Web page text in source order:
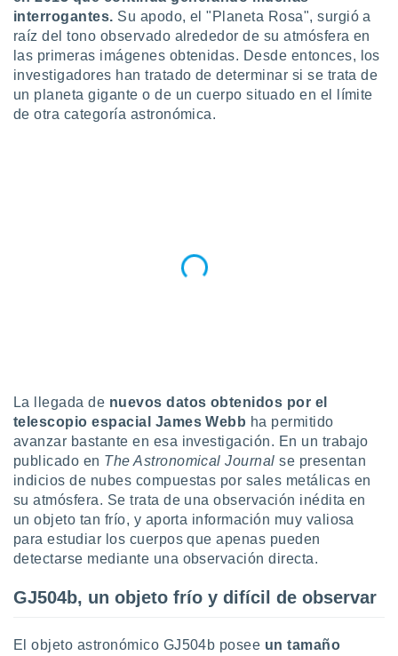
en
más
nuestra
y
sitio
En
que
sean
el sitio
para
o
interrogantes. Su apodo, el "Planeta Rosa", surgió a
raíz del tono observado alrededor de su atmósfera en
las primeras imágenes obtenidas. Desde entonces, los
investigadores han tratado de determinar si se trata de
un planeta gigante o de un cuerpo situado en el límite
de otra categoría astronómica.
La llegada de nuevos datos obtenidos por el
telescopio espacial James Webb ha permitido
avanzar bastante en esa investigación. En un trabajo
publicado en The Astronomical Journalse presentan
indicios de nubes compuestas por sales metálicas en
su atmósfera. Se trata de una observación inédita en
un objeto tan frío, y aporta información muy valiosa
para estudiar los cuerpos que apenas pueden
detectarse mediante una observación directa.
GJ504b, un objeto frío y difícil de observar
El objeto astronómico GJ504b posee un tamaño